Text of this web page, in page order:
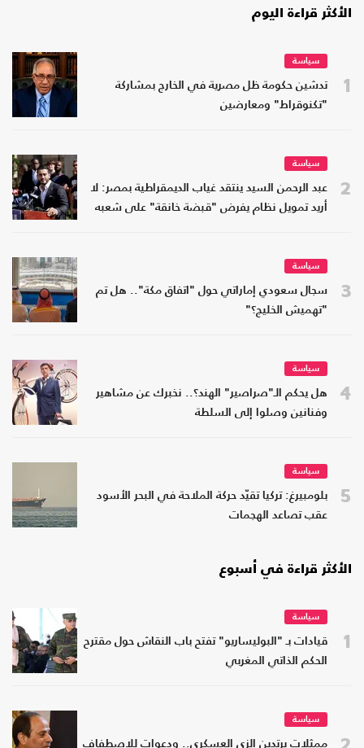
الأكثر قراءة اليوم
1
سياسة
تدشين حكومة ظل مصرية في الخارج بمشاركة
"تكنوقراط" ومعارضين
2
سياسة
عبد الرحمن السيد ينتقد غياب الديمقراطية بمصر: لا
أريد تمويل نظام يفرض "قبضة خانقة" على شعبه
3
سياسة
سجال سعودي إماراتي حول "اتفاق مكة".. هل تم
"تهميش الخليج؟"
4
سياسة
هل يحكم الـ"صراصير" الهند؟.. نخبرك عن مشاهير
وفنانين وصلوا إلى السلطة
5
سياسة
بلومبيرغ: تركيا تقيّد حركة الملاحة في البحر الأسود
عقب تصاعد الهجمات
الأكثر قراءة في أسبوع
1
سياسة
قيادات بـ "البوليساريو" تفتح باب النقاش حول مقترح
الحكم الذاتي المغربي
2
سياسة
ممثلات يرتدين الزي العسكري.. ودعوات للاصطفاف